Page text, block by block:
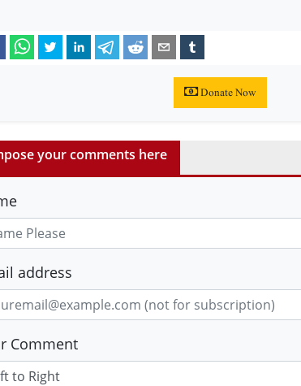
Donate Now
your comments here
address
Comment